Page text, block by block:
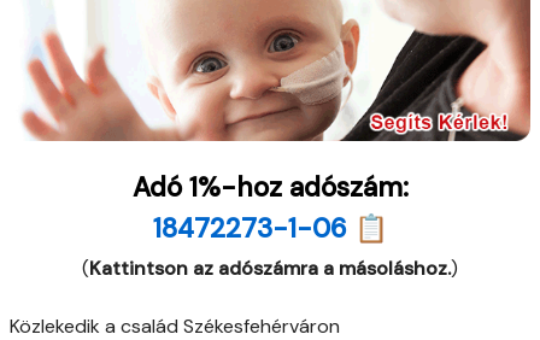
Adó 1%-hoz adószám:
18472273-1-06 📋
(Kattintson az adószámra a másoláshoz.)
Közlekedik a család Székesfehérváron